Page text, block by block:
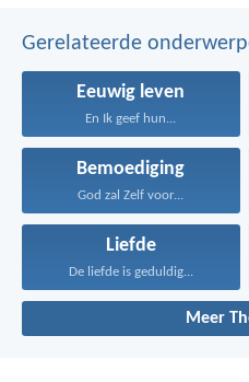
Gerelateerde
Eeuwig leven
En Ik geef hun...
Bemoediging
God zal Zelf voor...
Liefde
De liefde is geduldig...
Meer